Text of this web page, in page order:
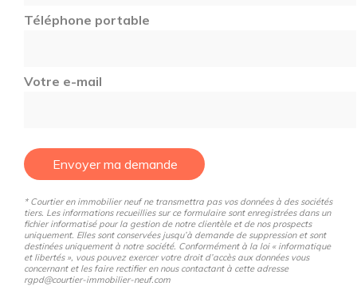
Téléphone portable
Votre e-mail
Envoyer ma demande
* Courtier en immobilier neuf ne transmettra pas vos données à des sociétés
tiers. Les informations recueillies sur ce formulaire sont enregistrées dans un
fichier informatisé pour la gestion de notre clientèle et de nos prospects
uniquement. Elles sont conservées jusqu’à demande de suppression et sont
destinées uniquement à notre société. Conformément à la loi « informatique
et libertés », vous pouvez exercer votre droit d’accès aux données vous
concernant et les faire rectifier en nous contactant à cette adresse
rgpd@courtier-immobilier-neuf.com